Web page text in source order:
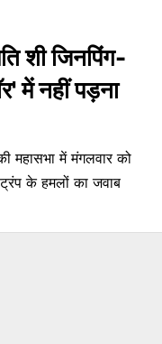
शी जिनपिंग-
में नहीं पड़ना
महासभा में मंगलवार को
ट्रंप के हमलों का जवाब